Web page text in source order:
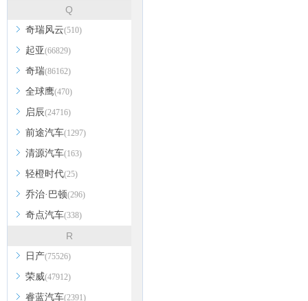
Q
奇瑞风云(510)
起亚(66829)
奇瑞(86162)
全球鹰(470)
启辰(24716)
前途汽车(1297)
清源汽车(163)
轻橙时代(25)
乔治·巴顿(296)
奇点汽车(338)
R
日产(75526)
荣威(47912)
睿蓝汽车(2391)